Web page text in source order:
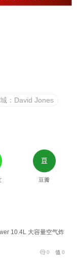
：David Jones
豆瓣
10.4L 大容量空气炸
0
0